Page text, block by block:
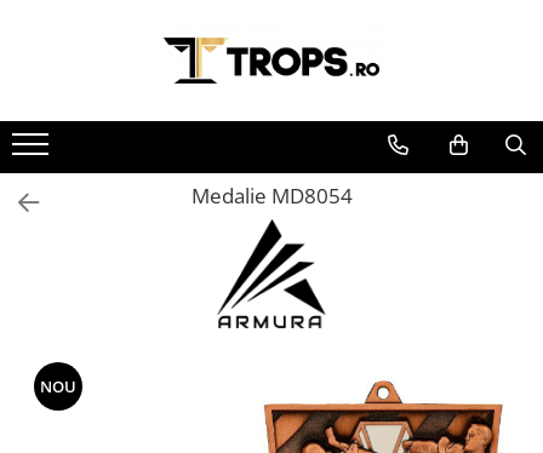
Sporturi
Arte Martiale
Atletism
Fotbal
Medalie MD8054
NOU